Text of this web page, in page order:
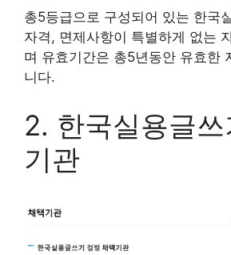
총5등급으로 구성되어 있는 한국
자격, 면제사항이 특별하게 없는
며 유효기간은 총5년동안 유효한
니다.
2. 한국실용글쓰
기관